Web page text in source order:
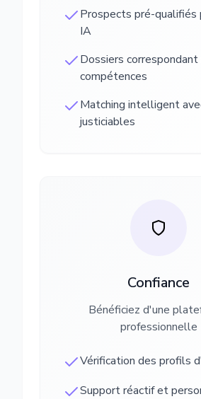
Prospects pré-qualifiés
IA
Dossiers correspondant
compétences
Matching intelligent
justiciables
Confiance
Bénéficiez d'une
professionnelle
Vérification des profils
Support réactif et